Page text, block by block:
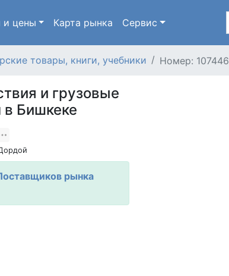
и цены Карта рынка Сервис
товары, книги, учебники Номер: 107446
и грузовые
Бишкеке
рынка